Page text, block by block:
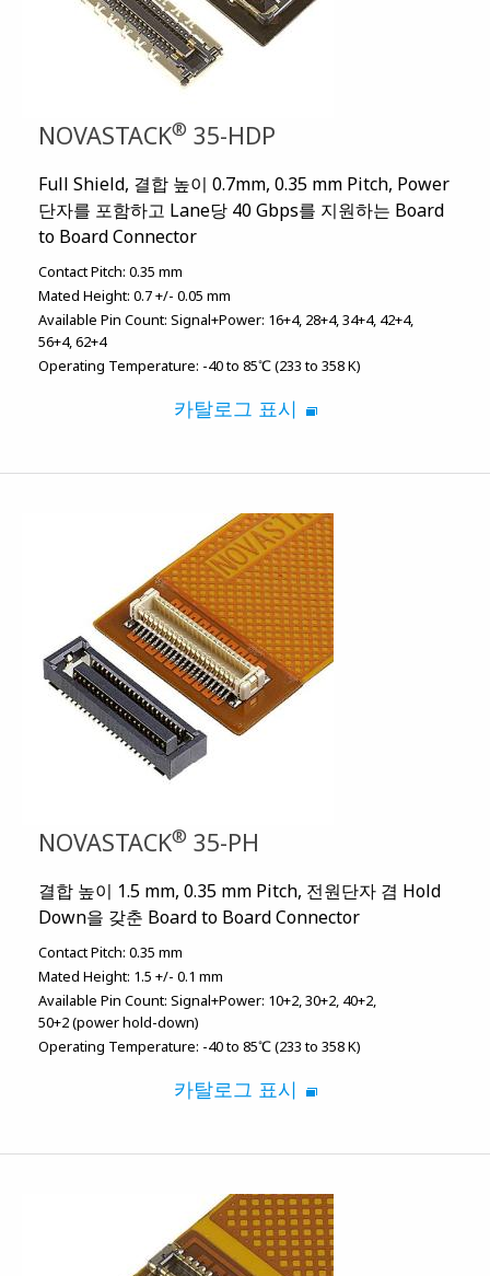
NOVASTACK® 35-HDP
Full Shield, 결합 높이 0.7mm, 0.35 mm Pitch, Power
단자를 포함하고 Lane당 40 Gbps를 지원하는 Board
to Board Connector
Contact Pitch: 0.35 mm
Mated Height: 0.7 +/- 0.05 mm
Available Pin Count: Signal+Power: 16+4, 28+4, 34+4, 42+4,
56+4, 62+4
Operating Temperature: -40 to 85℃ (233 to 358 K)
카탈로그 표시
NOVASTACK® 35-PH
결합 높이 1.5 mm, 0.35 mm Pitch, 전원단자 겸 Hold
Down을 갖춘 Board to Board Connector
Contact Pitch: 0.35 mm
Mated Height: 1.5 +/- 0.1 mm
Available Pin Count: Signal+Power: 10+2, 30+2, 40+2,
50+2 (power hold-down)
Operating Temperature: -40 to 85℃ (233 to 358 K)
카탈로그 표시